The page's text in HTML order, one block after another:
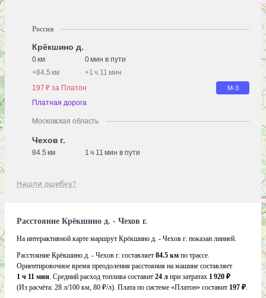
Россия
Крёкшино д.
0 км
0 мин в пути
+84.5 км +1 ч 11 мин
197 ₽ за Платон
М-3
Платная дорога
Московская область
Чехов г.
84.5 км 1 ч 11 мин в пути
Нашли ошибку?
Расстояние Крёкшино д. - Чехов г.
На интерактивной карте маршрут Крёкшино д. - Чехов г. показан линией.
Расстояние Крёкшино д. - Чехов г. составляет 84.5 км по трассе.
Ориентировочное время преодоления расстояния на машине составляет
1 ч 11 мин. Средний расход топлива составит 24 л при затратах 1 920 ₽
(Из расчёта: 28 л/100 км, 80 ₽/л). Плата по системе «Платон» составит 197 ₽.